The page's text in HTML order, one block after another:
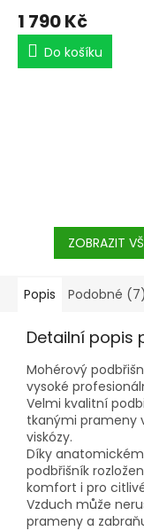
1 790 Kč
Do košíku
přizpůsobí
hřbetu.
Podsedlová
absorbuje vlhkost
neoprenu
ZOBRAZIT
Popis Podobné (7)
Detailní popis
Mohérový
vysoké
Velmi kvalitní
tkanými prameny
viskózy.
Díky
podbřišník
komfort i pro
Vzduch může
prameny a